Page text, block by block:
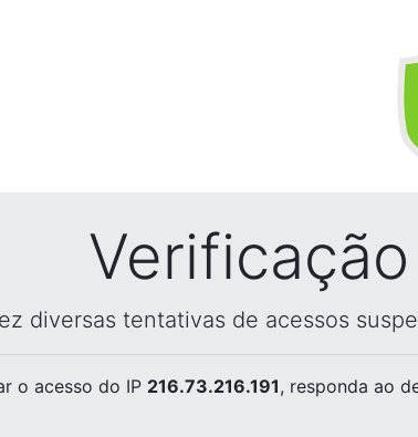
diversas tentativas de acessos
o acesso do IP 216.73.216.191, responda ao